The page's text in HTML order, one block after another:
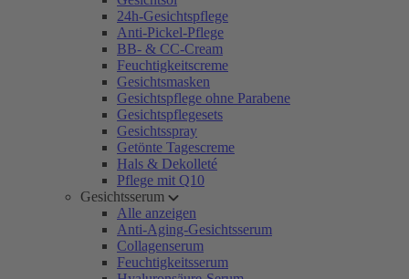
24h-Gesichtspflege
Anti-Pickel-Pflege
BB- & CC-Cream
Feuchtigkeitscreme
Gesichtsmasken
Gesichtspflege ohne Parabene
Gesichtspflegesets
Gesichtsspray
Getönte Tagescreme
Hals & Dekolleté
Pflege mit Q10
Gesichtsserum
Alle anzeigen
Anti-Aging-Gesichtsserum
Collagenserum
Feuchtigkeitsserum